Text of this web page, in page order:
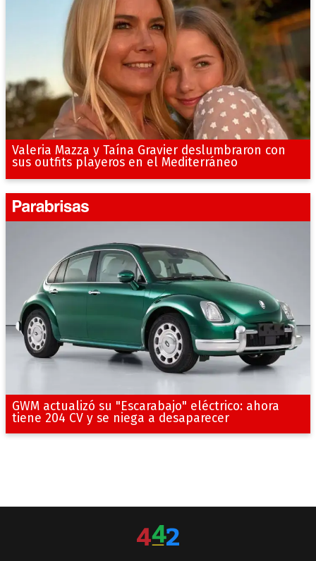
Valeria Mazza y Taína Gravier deslumbraron con
sus outfits playeros en el Mediterráneo
GWM actualizó su "Escarabajo" eléctrico: ahora
tiene 204 CV y se niega a desaparecer